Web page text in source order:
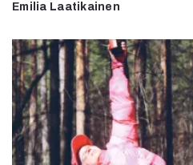
Emilia Laatikainen